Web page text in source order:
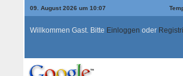
09. August 2026 um 10:07
Willkommen Gast. Bitte Einloggen oder